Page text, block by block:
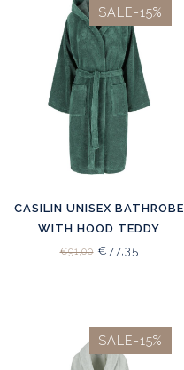
SALE-15%
CASILIN UNISEX BATHROBE
WITH HOOD TEDDY
EUCALYPTUS
€91,00€77,35
SALE-15%